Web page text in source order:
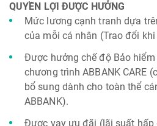
QUYỀN LỢI ĐƯỢC HƯỞNG
Mức lương cạnh tranh dựa
của mỗi cá nhân (Trao đổi
Được hưởng chế độ Bảo
chương trình ABBANK CARE
bổ sung dành cho toàn thể
ABBANK).
Được vay ưu đãi (lãi suất hấp